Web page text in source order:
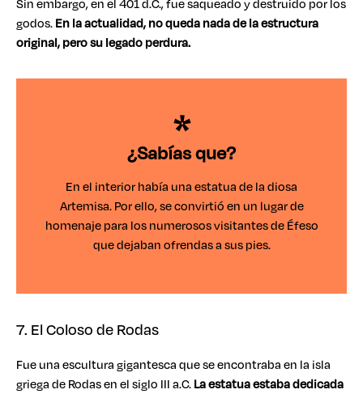
Sin embargo, en el 401 d.C., fue saqueado y destruido por los
godos.En la actualidad, no queda nada de la estructura
original, pero su legado perdura.
¿Sabías que?
En el interior había una estatua de la diosa
Artemisa. Por ello, se convirtió en un lugar de
homenaje para los numerosos visitantes de Éfeso
que dejaban ofrendas a sus pies.
7. El Coloso de Rodas
Fue una escultura gigantesca que se encontraba en la isla
griega de Rodas en el siglo III a.C.La estatua estaba dedicada